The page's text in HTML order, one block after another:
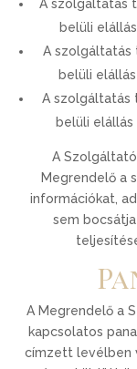
A szolgáltatás
belüli
A szolgáltatás
belüli
A szolgáltatás
belüli elállás
A
Megrendelő a
információkat,
sem
A Megrendelő a
kapcsolatos
címzett levélben